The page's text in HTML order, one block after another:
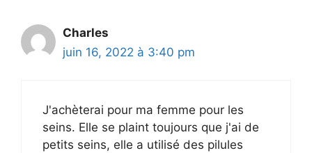
Charles
juin 16, 2022 à 3:40 pm
J'achèterai pour ma femme pour les
seins. Elle se plaint toujours que j'ai de
petits seins, elle a utilisé des pilules